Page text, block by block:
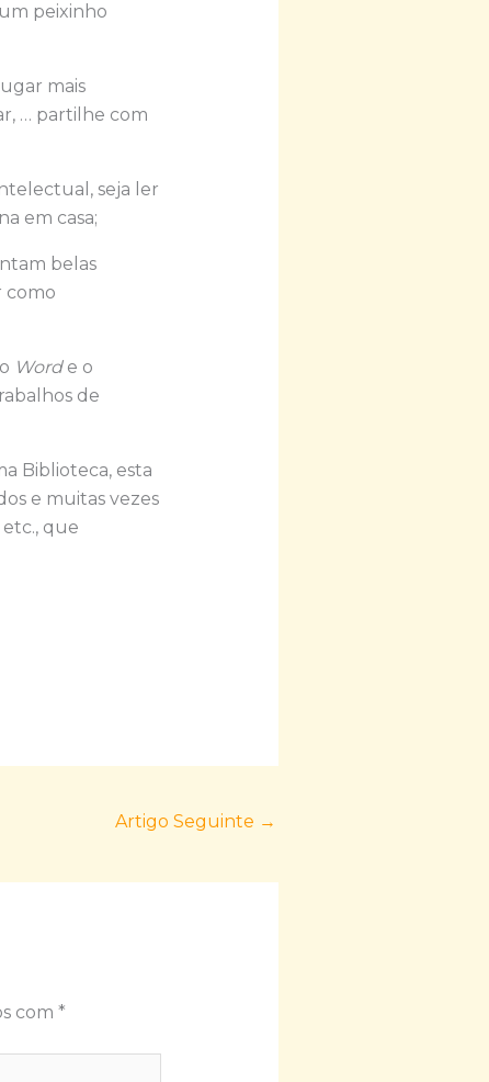
peixinho
mais
… partilhe com
seja ler
em casa;
belas
como
Worde o
de
Biblioteca, esta
e muitas vezes
que
Artigo Seguinte →
com *